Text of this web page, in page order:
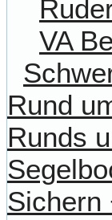
VA
Rund
Runds
Sichern